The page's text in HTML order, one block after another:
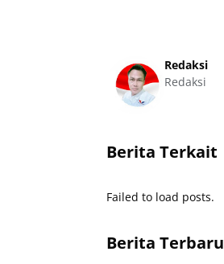
Redaksi
Redaksi
Berita Terkait
Failed to load posts.
Berita Terbaru